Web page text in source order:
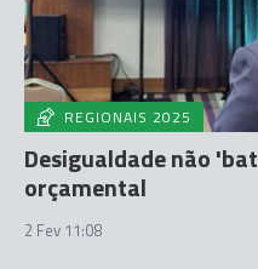
REGIONAIS 2025
Desigualdade não
orçamental
2 Fev 11:08